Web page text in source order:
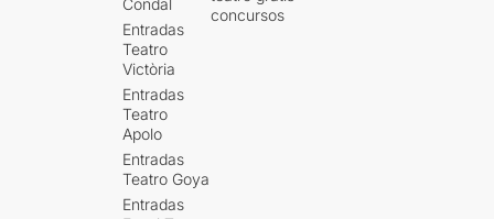
Entradas
Teatro
Victòria
Entradas
Teatro
Apolo
Entradas
Teatro Goya
Entradas
concursos